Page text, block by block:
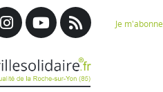
Je m'abonne